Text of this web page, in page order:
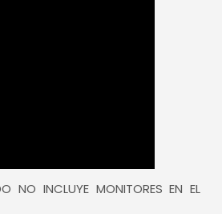
NO INCLUYE MONITORES EN EL